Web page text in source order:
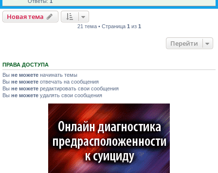
Новая тема
21 тема • Страница 1 из 1
Перейти
ПРАВА ДОСТУПА
Вы не можете начинать темы
Вы не можете отвечать на сообщения
Вы не можете редактировать свои сообщения
Вы не можете удалять свои сообщения